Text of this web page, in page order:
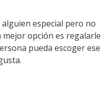
especial pero no
mejor opción es regalarle
pueda escoger ese